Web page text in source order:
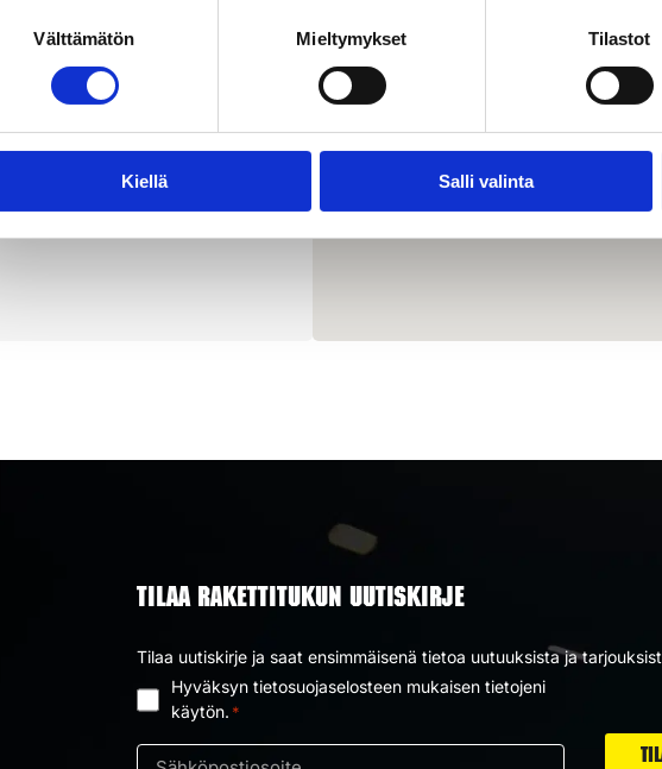
Välttämätön Mieltymykset Tilastot
Kiellä Salli valinta
sesonkia
TILAA RAKETTITUKUN UUTISKIRJE
Tilaa uutiskirje ja saat ensimmäisenä tietoa uutuuksista ja
Suostumus
*
Hyväksyn tietosuojaselosteen mukaisen tietojeni
käytön. *